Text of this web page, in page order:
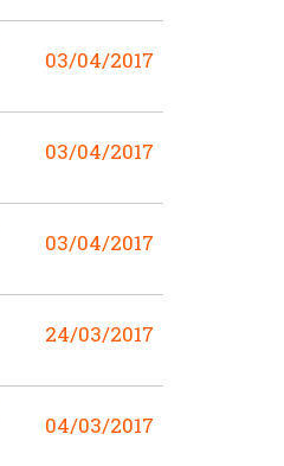
03/04/2017
03/04/2017
03/04/2017
24/03/2017
04/03/2017